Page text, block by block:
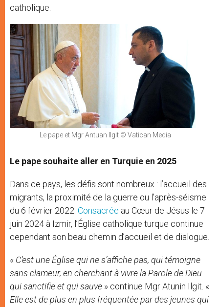
catholique.
Le pape et Mgr Antuan Ilgit © Vatican Media
Le pape souhaite aller en Turquie en 2025
Dans ce pays, les défis sont nombreux : l’accueil des
migrants, la proximité de la guerre ou l’après-séisme
du 6 février 2022. Consacrée au Cœur de Jésus le 7
juin 2024 à Izmir, l’Église catholique turque continue
cependant son beau chemin d’accueil et de dialogue.
« C’est une Église qui ne s’affiche pas, qui témoigne
sans clameur, en cherchant à vivre la Parole de Dieu
qui sanctifie et qui sauve » continue Mgr Atunin Ilgit. «
Elle est de plus en plus fréquentée par des jeunes qui